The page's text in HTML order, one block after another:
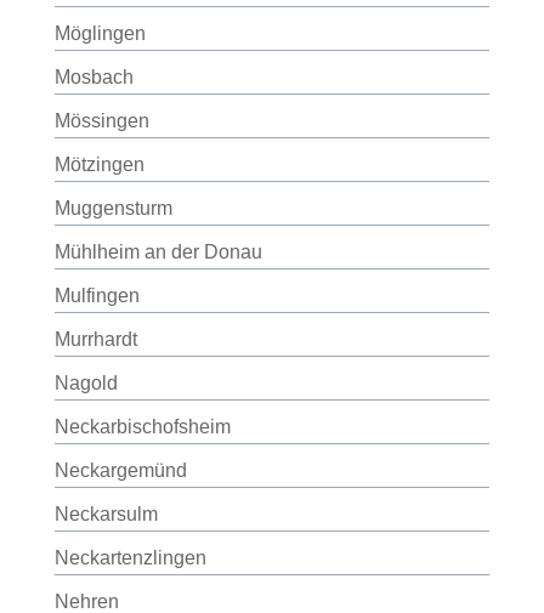
Möglingen
Mosbach
Mössingen
Mötzingen
Muggensturm
Mühlheim an der Donau
Mulfingen
Murrhardt
Nagold
Neckarbischofsheim
Neckargemünd
Neckarsulm
Neckartenzlingen
Nehren